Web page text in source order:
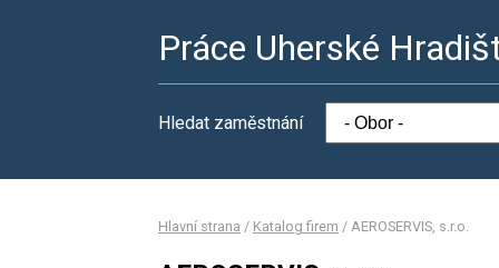
Práce Uherské
Hledat zaměstnání
Hlavní strana / Katalog firem / AEROSERVIS, s.r.o.